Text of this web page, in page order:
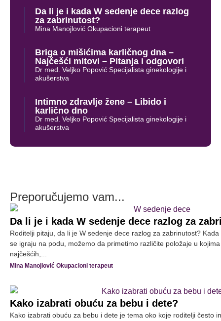
Da li je i kada W sedenje dece razlog
za zabrinutost?
Mina Manojlović Okupacioni terapeut
Briga o mišićima karličnog dna –
Najčešći mitovi – Pitanja i odgovori
Dr med. Veljko Popović Specijalista ginekologije i
akušerstva
Intimno zdravlje žene – Libido i
karlično dno
Dr med. Veljko Popović Specijalista ginekologije i
akušerstva
Preporučujemo vam...
Da li je i kada W sedenje dece razlog za
Roditelji pitaju, da li je W sedenje dece razlog za zabrinutost?
se igraju na podu, možemo da primetimo različite položaje u
najčešćih,...
Mina Manojlović Okupacioni terapeut
Kako izabrati obuću za bebu i dete?
Kako izabrati obuću za bebu i dete je tema oko koje roditelji često